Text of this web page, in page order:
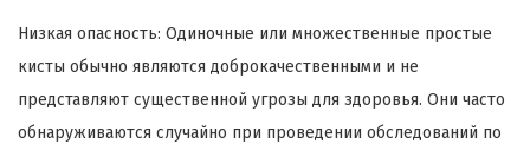
Низкая опасность: Одиночные или множественные простые
кисты обычно являются доброкачественными и не
представляют существенной угрозы для здоровья. Они часто
обнаруживаются случайно при проведении обследований по